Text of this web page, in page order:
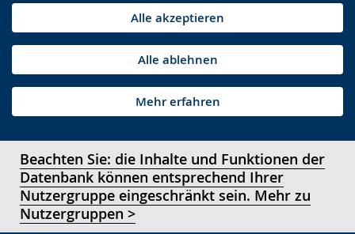
Alle akzeptieren
Alle ablehnen
Mehr erfahren
Beachten Sie: die Inhalte und Funktionen der
Datenbank können entsprechend Ihrer
Nutzergruppe eingeschränkt sein. Mehr zu
Nutzergruppen >